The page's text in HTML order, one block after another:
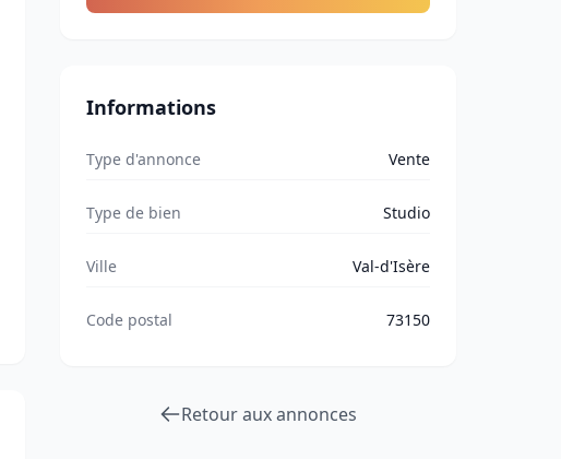
Informations
Type d'annonce Vente
Type de bien Studio
Ville Val-d'Isère
Code postal 73150
Retour aux annonces